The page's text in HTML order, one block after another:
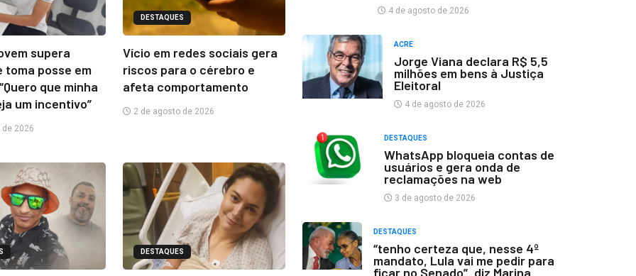
supera
toma posse em
que minha
um incentivo”
2026
DESTAQUES
Vício em redes sociais gera
riscos para o cérebro e
afeta comportamento
2 de agosto de 2026
DESTAQUES
4 de agosto de 2026
ACRE
Jorge Viana declara R$ 5,5
milhões em bens à Justiça
Eleitoral
4 de agosto de 2026
DESTAQUES
WhatsApp bloqueia contas de
usuários e gera onda de
reclamações na web
3 de agosto de 2026
DESTAQUES
“tenho certeza que, nesse 4º
mandato, Lula vai me pedir para
ficar no Senado”, diz Marina